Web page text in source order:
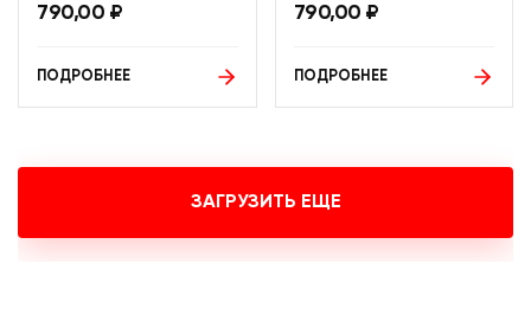
790,00 ₽
ПОДРОБНЕЕ
790,00 ₽
ПОДРОБНЕЕ
ЗАГРУЗИТЬ ЕЩЕ